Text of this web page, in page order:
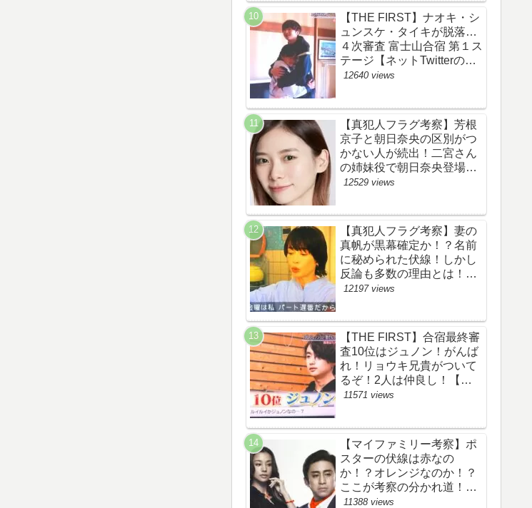
【THE FIRST】ナオキ・シ
ュンスケ・タイキが脱落…
４次審査 富士山合宿 第１ス
テージ【ネットTwitterのネ
タバレ感想考察評価評判ま
ァースト】
12640 views
【真犯人フラグ考察】芳根
京子と朝日奈央の区別がつ
かない人が続出！二宮さん
の姉妹役で朝日奈央登場
か！【ネット・ツイッター
ト黒幕伏線まとめ】
12529 views
【真犯人フラグ考察】妻の
真帆が黒幕確定か！？名前
に秘められた伏線！しかし
反論も多数の理由とは！
【ネット・ツイッターの考
幕伏線まとめ】
12197 views
【THE FIRST】合宿最終審
査10位はジュノン！がんば
れ！リョウキ兄貴がついて
るぞ！2人は仲良し！【ザ
ファースト・ネット・ツイ
リ・BE:FIRST・ビーファ
ースト・JUNON・
RYOKI】
11571 views
【マイファミリー考察】ポ
スターの伏線は赤なの
か！？オレンジなのか！？
ここが考察の分かれ道！
【ツイッターの考察ネタバ
11388 views